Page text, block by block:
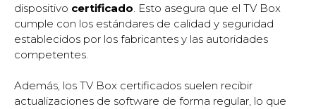
dispositivo certificado . Esto asegura que el TV Box
cumple con los estándares de calidad y seguridad
establecidos por los fabricantes y las autoridades
competentes.
Además, los TV Box certificados suelen recibir
actualizaciones de software de forma regular, lo que